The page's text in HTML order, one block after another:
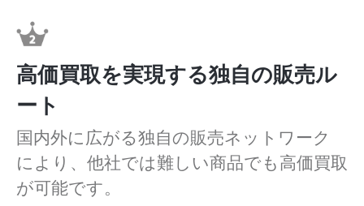
高価買取を実現する独自の販売ル
ート
国内外に広がる独自の販売ネットワーク
により、他社では難しい商品でも高価買取
が可能です。